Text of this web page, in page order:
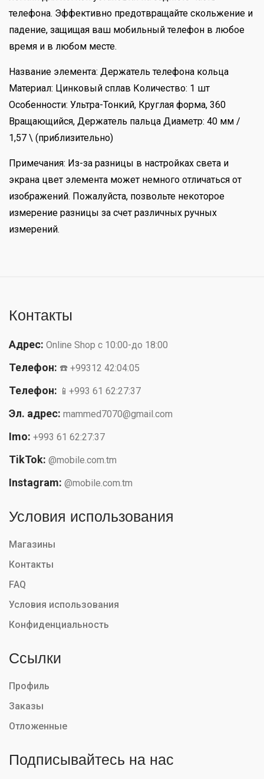
телефона. Эффективно предотвращайте скольжение и
падение, защищая ваш мобильный телефон в любое
время и в любом месте.
Название элемента: Держатель телефона кольца
Материал: Цинковый сплав Количество: 1 шт
Особенности: Ультра-Тонкий, Круглая форма, 360
Вращающийся, Держатель пальца Диаметр: 40 мм /
1,57 \ (приблизительно)
Примечания: Из-за разницы в настройках света и
экрана цвет элемента может немного отличаться от
изображений. Пожалуйста, позвольте некоторое
измерение разницы за счет различных ручных
измерений.
Контакты
Адрес: Online Shop с 10:00-до 18:00
Телефон: ☎️ +99312 42:04:05
Телефон: 📱+993 61 62:27:37
Эл. адрес: mammed7070@gmail.com
Imo: +993 61 62:27:37
TikTok: @mobile.com.tm
Instagram: @mobile.com.tm
Условия использования
Магазины
Контакты
FAQ
Условия использования
Конфиденциальность
Ссылки
Профиль
Заказы
Отложенные
Подписывайтесь на нас